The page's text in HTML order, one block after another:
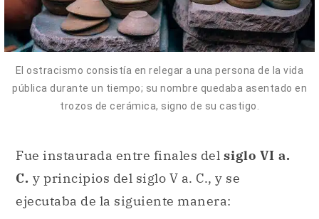
El ostracismo consistía en relegar a una persona de la vida
pública durante un tiempo; su nombre quedaba asentado en
trozos de cerámica, signo de su castigo.
Fue instaurada entre finales del siglo VI a.
C. y principios del siglo V a. C., y se
ejecutaba de la siguiente manera: